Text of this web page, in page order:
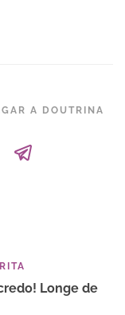
A DOUTRINA
Longe de